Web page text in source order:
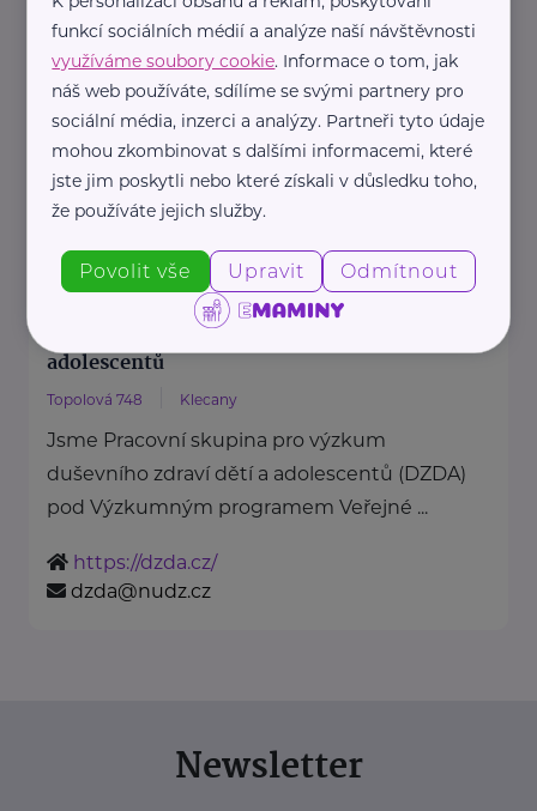
Nadační fond Spolu s odvahou
je nezisková organizace, jejímž
posláním je podporovat duševní
zdraví dětí ...
https://spolusodvahou.org/cz/
+420 725 565 273
Národní ústav duševního zdraví, Pracovní
skupina pro výzkum duševního zdraví dětí a
adolescentů
Topolová 748 Klecany
Jsme Pracovní skupina pro výzkum
duševního zdraví dětí a adolescentů (DZDA)
pod Výzkumným programem Veřejné ...
https://dzda.cz/
dzda@nudz.cz
Newsletter
funkcí sociálních médií a analýze naší návštěvnosti
využíváme soubory cookie. Informace o tom, jak
náš web používáte, sdílíme se svými partnery pro
sociální média, inzerci a analýzy. Partneři tyto údaje
mohou zkombinovat s dalšími informacemi, které
jste jim poskytli nebo které získali v důsledku toho,
že používáte jejich služby.
Povolit vše Upravit Odmítnout